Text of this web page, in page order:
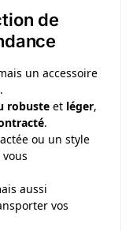
de
un accessoire
robuste et léger,
.
ou un style
aussi
vos